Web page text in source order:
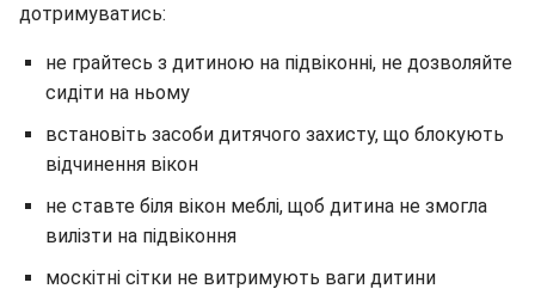
дотримуватись:
не грайтесь з дитиною на підвіконні, не дозволяйте
сидіти на ньому
встановіть засоби дитячого захисту, що блокують
відчинення вікон
не ставте біля вікон меблі, щоб дитина не змогла
вилізти на підвіконня
москітні сітки не витримують ваги дитини